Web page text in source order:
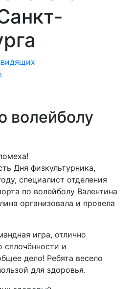
волейболу
Дня физкультурника,
специалист отделения
по волейболу Валентина
организовала и провела
игра, отлично
сплочённости и
дело! Ребята весело
для здоровья.